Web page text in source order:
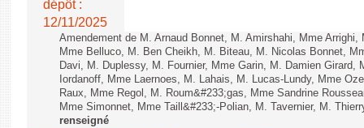
Comptes rendus des débats
dépôt :
12/11/2025
Amendement de M. Arnaud Bonnet, M. Amirshahi, Mme
Mme Belluco, M. Ben Cheikh, M. Biteau, M. Nicolas Bonnet,
Davi, M. Duplessy, M. Fournier, Mme Garin, M. Damien Girard,
Iordanoff, Mme Laernoes, M. Lahais, M. Lucas-Lundy, Mme
Raux, Mme Regol, M. Roum&#233;gas, Mme Sandrine
Mme Simonnet, Mme Taill&#233;-Polian, M. Tavernier, M.
renseigné